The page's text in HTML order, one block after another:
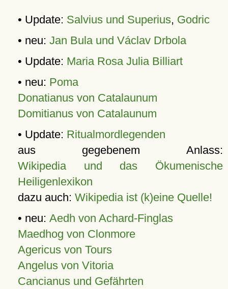
• Update: Salvius und Superius, Godric
• neu: Jan Bula und Václav Drbola
• Update: Maria Rosa Julia Billiart
• neu: Poma
Donatianus von Catalaunum
Domitianus von Catalaunum
• Update: Ritualmordlegenden
aus gegebenem Anlass:
Wikipedia und das Ökumenische
Heiligenlexikon
dazu auch: Wikipedia ist (k)eine Quelle!
• neu: Aedh von Achard-Finglas
Maedhog von Clonmore
Agericus von Tours
Angelus von Vitoria
Cancianus und Gefährten